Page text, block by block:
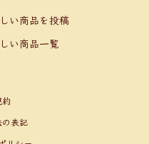
い商品を投稿
い商品一覧
約
表記